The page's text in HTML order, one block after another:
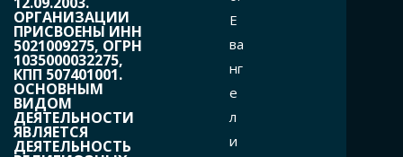
ОРГАНИЗАЦИИ
ПРИСВОЕНЫ ИНН
5021009275, ОГРН
1035000032275,
КПП 507401001.
ОСНОВНЫМ
ВИДОМ
ДЕЯТЕЛЬНОСТИ
ЯВЛЯЕТСЯ
ДЕЯТЕЛЬНОСТЬ
Е
ва
нг
е
л
и